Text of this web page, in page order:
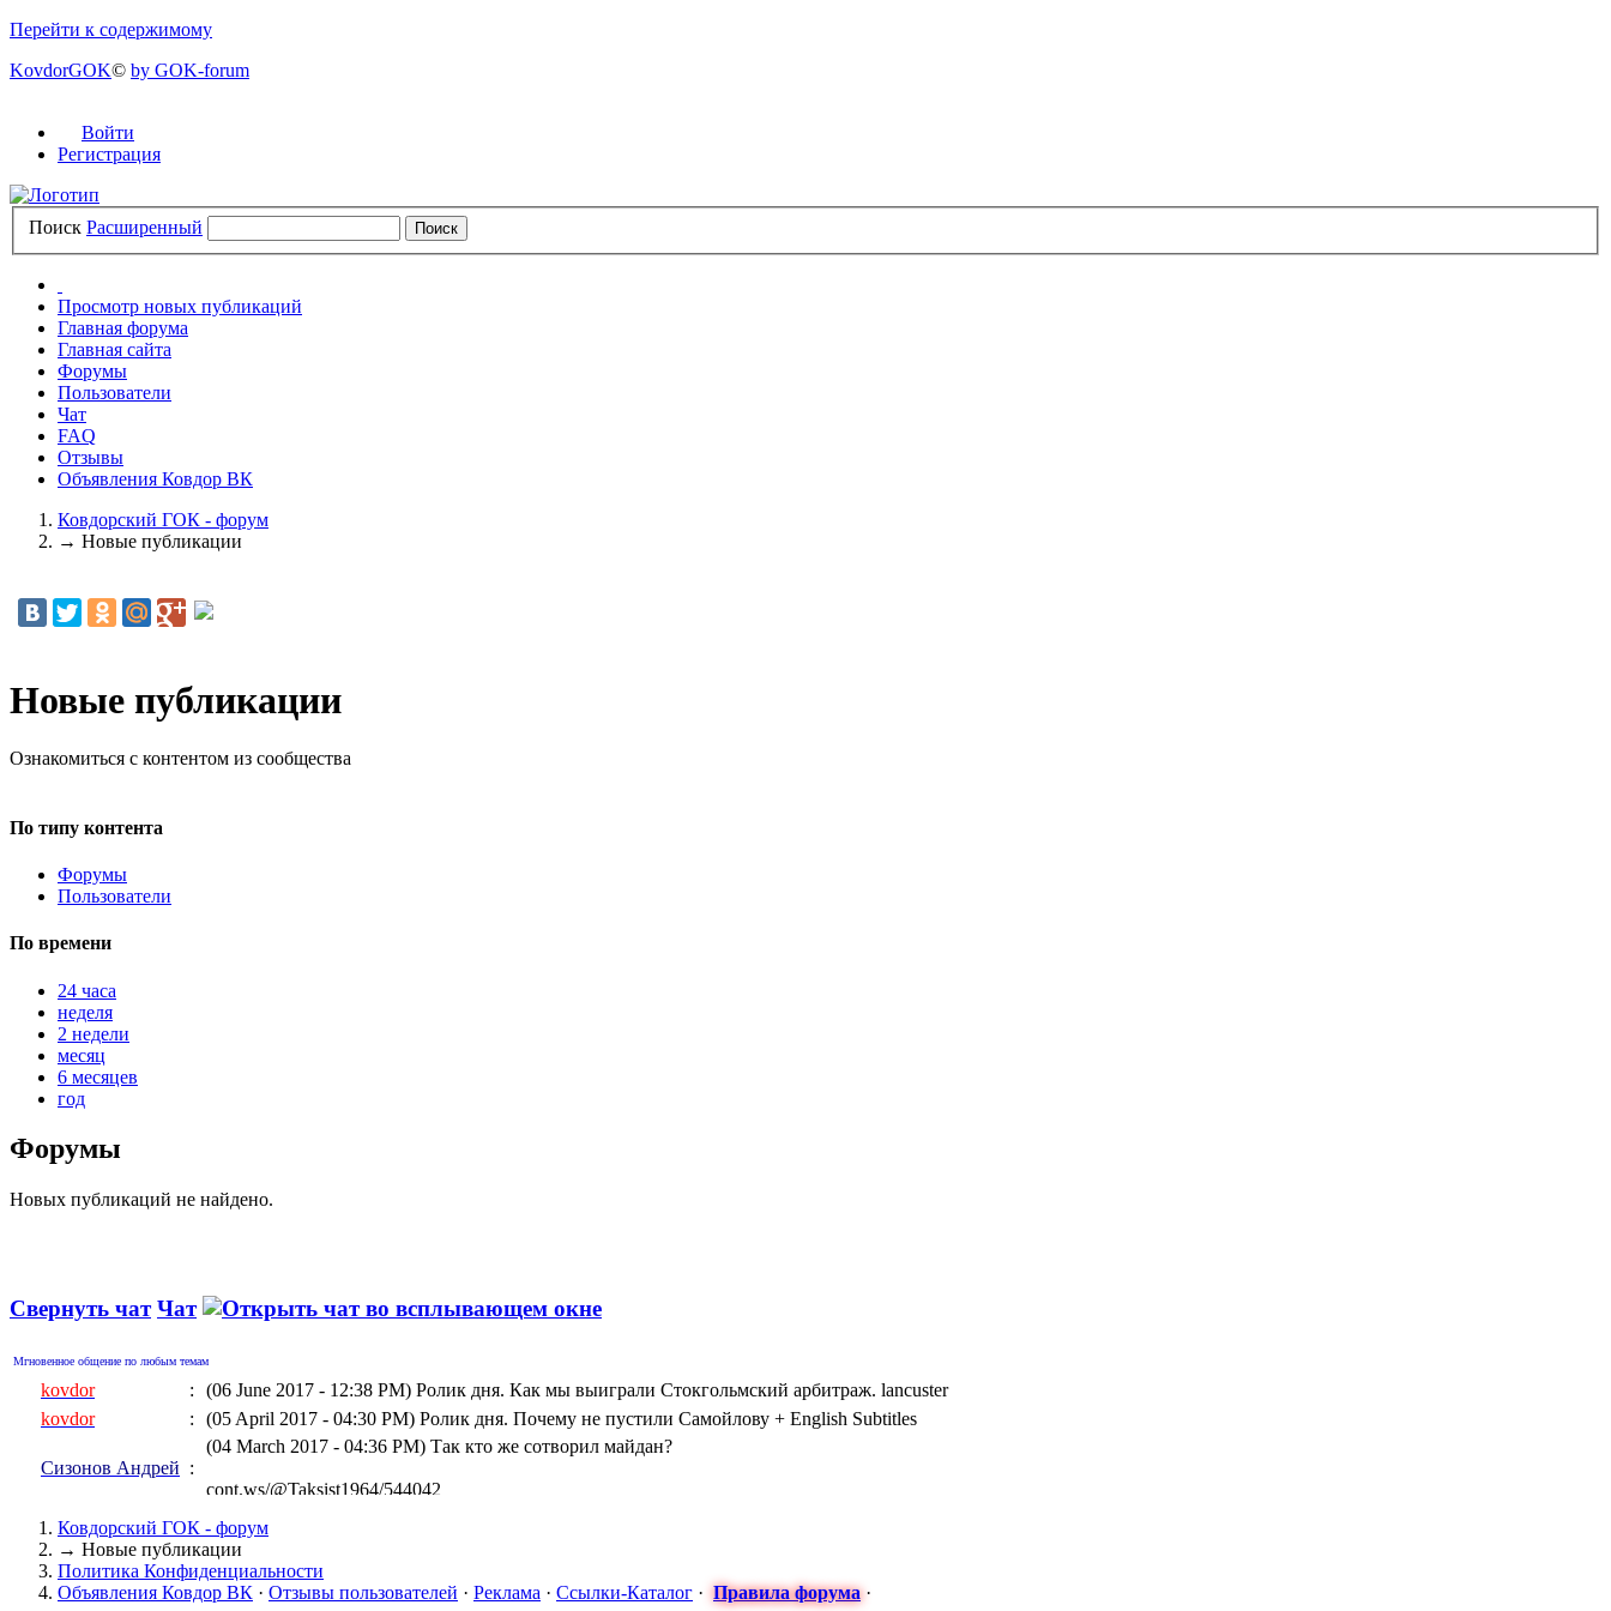
Перейти к содержимому
KovdorGOK© by GOK-forum
Войти
Регистрация
Поиск Расширенный
Просмотр новых публикаций
Главная форума
Главная сайта
Форумы
Пользователи
Чат
FAQ
Отзывы
Объявления Ковдор ВК
Ковдорский ГОК - форум
→ Новые публикации
Новые публикации
Ознакомиться с контентом из сообщества
По типу контента
Форумы
Пользователи
По времени
24 часа
неделя
2 недели
месяц
6 месяцев
год
Форумы
Новых публикаций не найдено.
Свернуть чат Чат
Мгновенное общение по любым темам
kovdor : (06 June 2017 - 12:38 PM) Ролик дня. Как мы выиграли Стокгольмский арбитраж. lancuster
kovdor
: (05 April 2017 - 04:30 PM) Ролик дня. Почему не пустили Самойлову + English Subtitles
Сизонов Андрей :
(04 March 2017 - 04:36 PM) Так кто же сотворил майдан?
cont.ws/@Taksist1964/544042
kovdor
: (04 March 2017 - 01:06 AM)
kovdor
: (15 February 2017 - 10:32 PM)
kovdor
: (05 January 2017 - 07:17 PM)
kovdor
: (19 December 2016 - 08:13 PM) Дороги карьера в постоянном уходе
Ковдорский ГОК - форум
→ Новые публикации
Политика Конфиденциальности
Объявления Ковдор ВК · Отзывы пользователей · Реклама · Ссылки-Каталог · Правила форума·